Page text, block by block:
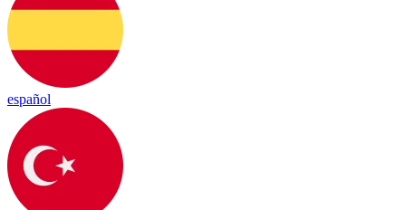
español